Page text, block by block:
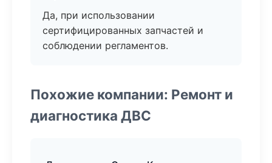
Да, при использовании
сертифицированных запчастей и
соблюдении регламентов.
Похожие компании: Ремонт и
диагностика ДВС